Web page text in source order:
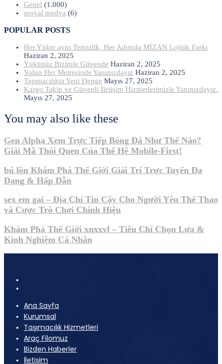
Genel (1.000)
sosyal medya (6)
POPULAR POSTS
Her Yükte aynı Temizlik, Her Adımda MİZAN Lojitik Farkı
Haziran 2, 2025
Yükünüz Bizimle Güvende Haziran 2, 2025
Yolun Her Metresinde Yanınızdayız Haziran 2, 2025
Taşımacılıkta Yeni Denge Mayıs 27, 2025
Kargo Takip ve Güvenli İletişim Hizmetlerimizle Yanınızdayız.
Mayıs 27, 2025
You may also like these
Gen Alpha Xem Trực Tiếp Bóng Đá Như Thế Nào?
Giải Mã Thói Quen Của Thế Hệ Mobile-First!
bú lồn Khám Phá Thế Giới Giải Trí Trực Tuyến Đa
Dạng & Hấp Dẫn
sex em gai – Địa Chỉ Tin Cậy Cho Người Yêu Thể Thao
và Cược Trò Chơi Chính Hiệu
Khám Phá Thế Giới xnxxvl – Tiêu Chí Chọn Lựa &
Kinh Nghiệm Cá Nhân
Ana Sayfa
Kurumsal
Taşımacılık Hizmetleri
Araç Filomuz
Bizden Haberler
İletişim